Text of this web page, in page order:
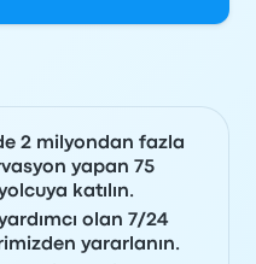
2 milyondan fazla
yapan 75
katılın.
olan 7/24
yararlanın.